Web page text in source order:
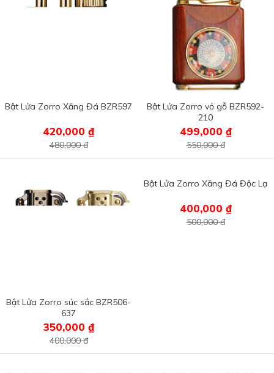
Bật Lửa Zorro Xăng Đá BZR597
420,000 ₫
480,000 đ
Bật Lửa Zorro vỏ gỗ BZR592-
210
499,000 ₫
550,000 đ
Bật Lửa Zorro súc sắc BZR506-
637
350,000 ₫
400,000 đ
Bật Lửa Zorro Xăng Đá Độc Lạ
400,000 ₫
500,000 đ